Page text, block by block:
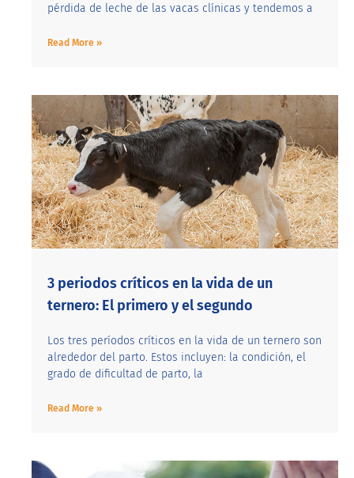
pérdida de leche de las vacas clínicas y tendemos a
Read More »
3 periodos críticos en la vida de un
ternero: El primero y el segundo
Los tres períodos críticos en la vida de un ternero son
alrededor del parto. Estos incluyen: la condición, el
grado de dificultad de parto, la
Read More »